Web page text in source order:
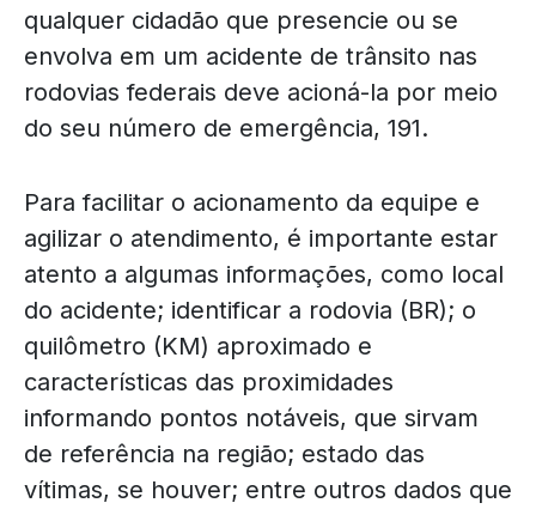
qualquer cidadão que presencie ou se
envolva em um acidente de trânsito nas
rodovias federais deve acioná-la por meio
do seu número de emergência, 191.
Para facilitar o acionamento da equipe e
agilizar o atendimento, é importante estar
atento a algumas informações, como local
do acidente; identificar a rodovia (BR); o
quilômetro (KM) aproximado e
características das proximidades
informando pontos notáveis, que sirvam
de referência na região; estado das
vítimas, se houver; entre outros dados que